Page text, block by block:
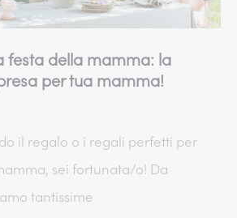
festa della mamma: la
per tua mamma!
il regalo o i regali perfetti per
sei fortunata/o! Da
tantissime